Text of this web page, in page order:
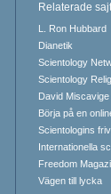
Relaterade
L. Ron Hubbard
Dianetik
Scientology
Scientology
David Miscavige
Börja på en
Scientologins
Internationella
Freedom
Vägen till lycka